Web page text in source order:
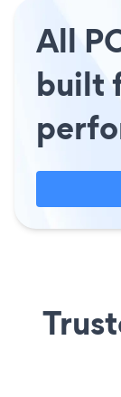
All
built